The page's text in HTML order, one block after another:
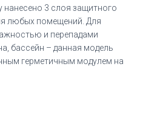
3 слоя защитного
любых помещений. Для
и перепадами
бассейн – данная модель
герметичным модулем на